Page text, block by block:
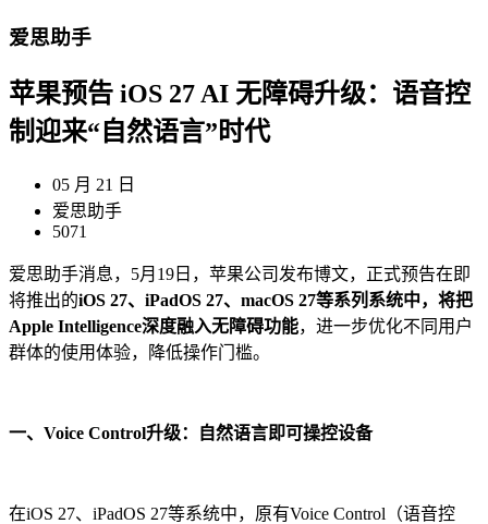
爱思助手
苹果预告 iOS 27 AI 无障碍升级：语音控
制迎来“自然语言”时代
05 月 21 日
爱思助手
5071
爱思助手消息，5月19日，苹果公司发布博文，正式预告在即
将推出的iOS 27、iPadOS 27、macOS 27等系列系统中，将把
Apple Intelligence深度融入无障碍功能，进一步优化不同用户
群体的使用体验，降低操作门槛。
一、Voice Control升级：自然语言即可操控设备
在iOS 27、iPadOS 27等系统中，原有Voice Control（语音控